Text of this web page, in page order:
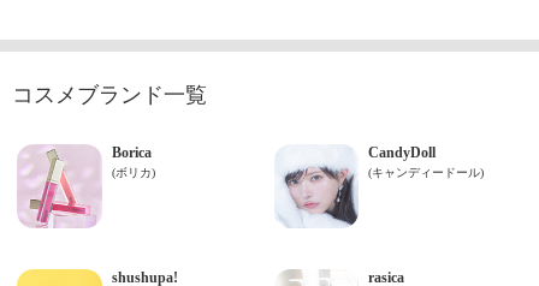
コスメブランド一覧